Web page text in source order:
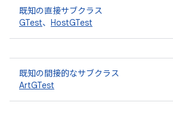
既知の直接サブクラス
GTest、 HostGTest
既知の間接的なサブクラス
ArtGTest